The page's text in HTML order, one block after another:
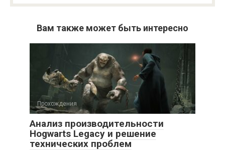
Вам также может быть интересно
Прохождения
Анализ производительности
Hogwarts Legacy и решение
технических проблем